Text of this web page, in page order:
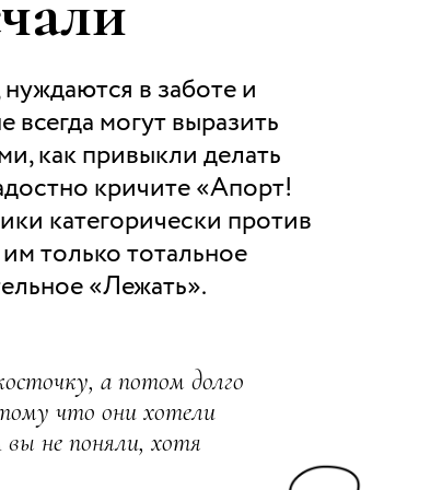
в заботе и
могут выразить
как привыкли делать
кричите «Апорт!
категорически против
только тотальное
«Лежать».
а потом долго
что они хотели
не поняли, хотя